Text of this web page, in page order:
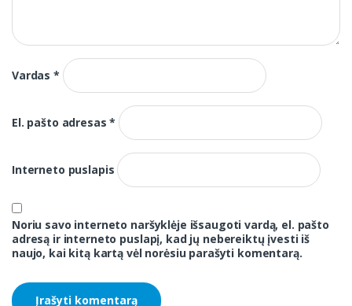
Vardas*
El. pašto adresas*
Interneto puslapis
Noriu savo interneto naršyklėje išsaugoti vardą, el. pašto
adresą ir interneto puslapį, kad jų nebereiktų įvesti iš
naujo, kai kitą kartą vėl norėsiu parašyti komentarą.